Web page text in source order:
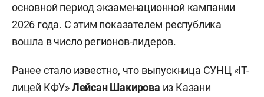
основной период экзаменационной кампании
2026 года. С этим показателем республика
вошла в число регионов-лидеров.
Ранее стало известно, что выпускница СУНЦ «IT-
лицей КФУ»Лейсан Шакирова из Казани